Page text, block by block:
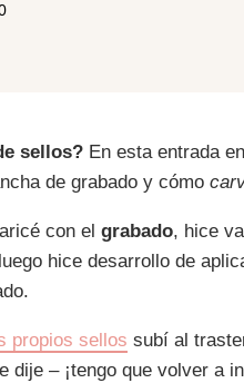
sellos? En esta entrada
de grabado y cómo
con el grabado, hice
hice desarrollo de
propios sellos subí al
dije – ¡tengo que volver a